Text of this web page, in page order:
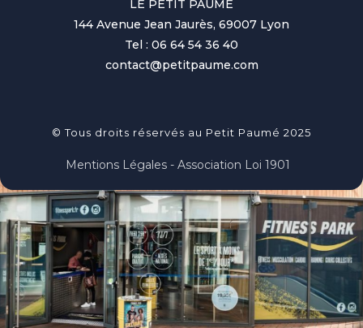
LE PETIT PAUME
144 Avenue Jean Jaurès, 69007 Lyon
Tel : 06 64 54 36 40
contact@petitpaume.com
© Tous droits réservés au Petit Paumé 2025
Mentions Légales - Association Loi 1901